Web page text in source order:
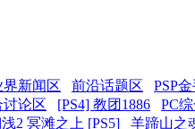
新闻区 前沿话题区 PSP
讨论区
[PS4] 教团1886 PC
2 冥滩之上 [PS5]
羊蹄山之